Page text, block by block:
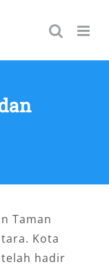
Taman
Kota
hadir